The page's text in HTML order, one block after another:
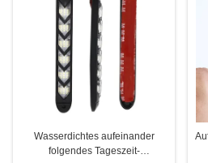
Wasserdichtes aufeinander
folgendes Tageszeit-